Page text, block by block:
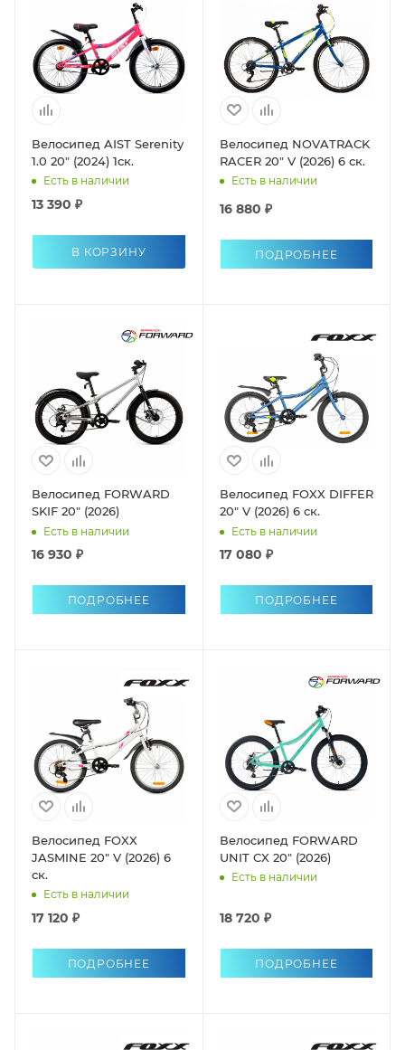
Велосипед AIST Serenity
1.0 20" (2024) 1ск.
Есть в наличии
13 390 ₽
В КОРЗИНУ
Велосипед NOVATRACK
RACER 20" V (2026) 6 ск.
Есть в наличии
16 880 ₽
ПОДРОБНЕЕ
Велосипед FORWARD
SKIF 20" (2026)
Есть в наличии
16 930 ₽
ПОДРОБНЕЕ
Велосипед FOXX DIFFER
20" V (2026) 6 ск.
Есть в наличии
17 080 ₽
ПОДРОБНЕЕ
Велосипед FOXX
JASMINE 20" V (2026) 6
ск.
Есть в наличии
17 120 ₽
ПОДРОБНЕЕ
Велосипед FORWARD
UNIT CX 20" (2026)
Есть в наличии
18 720 ₽
ПОДРОБНЕЕ